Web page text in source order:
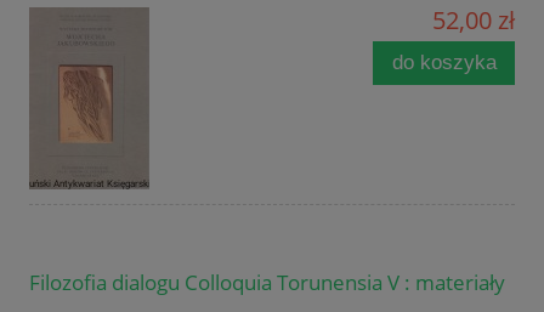
52,00 zł
do koszyka
Filozofia dialogu Colloquia Torunensia V : materiały